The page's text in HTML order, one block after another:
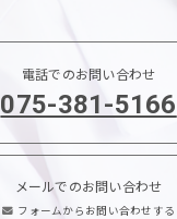
電話でのお問い合わせ
075-381-5166
メールでのお問い合わせ
フォームからお問い合わせする